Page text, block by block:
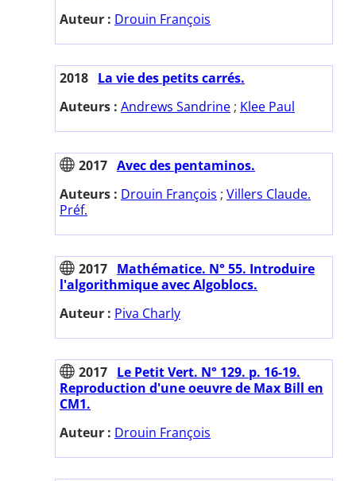
Auteur : Drouin François
2018 La vie des petits carrés.
Auteurs : Andrews Sandrine ; Klee Paul
2017 Avec des pentaminos.
Auteurs : Drouin François ; Villers Claude.
Préf.
2017 Mathématice. N° 55. Introduire
l'algorithmique avec Algoblocs.
Auteur : Piva Charly
2017 Le Petit Vert. N° 129. p. 16-19.
Reproduction d'une oeuvre de Max Bill en
CM1.
Auteur : Drouin François